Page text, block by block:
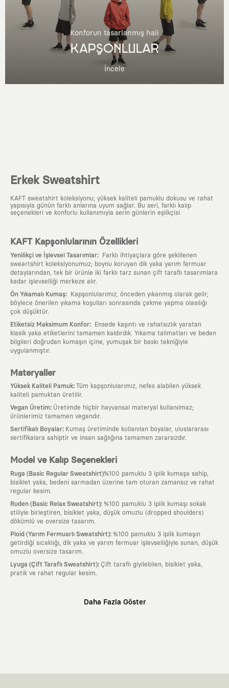
Konforun tasarlanmış hali
KAPŞONLULAR
İncele
Erkek Sweatshirt
KAFT sweatshirt koleksiyonu; yüksek kaliteli pamuklu dokusu ve rahat
yapısıyla günün farklı anlarına uyum sağlar. Bu seri, farklı kalıp
seçenekleri ve konforlu kullanımıyla serin günlerin eşlikçisi.
KAFT Kapşonlularının Özellikleri
Yenilikçi ve İşlevsel Tasarımlar:
Farklı ihtiyaçlara göre şekillenen
sweartshirt koleksiyonumuz; boynu koruyan dik yaka yarım fermuar
detaylarından, tek bir ürünle iki farklı tarz sunan çift taraflı tasarımlara
kadar işlevselliği merkeze alır.
Ön Yıkamalı Kumaş:
Kapşonlularımız, önceden yıkanmış olarak gelir;
böylece önerilen yıkama koşulları sonrasında çekme yapma olasılığı
çok düşüktür.
Etiketsiz Maksimum Konfor:
Ensede kaşıntı ve rahatsızlık yaratan
klasik yaka etiketlerini tamamen kaldırdık. Yıkama talimatları ve beden
bilgileri doğrudan kumaşın içine, yumuşak bir baskı tekniğiyle
uygulanmıştır.
Materyaller
Yüksek Kaliteli Pamuk: Tüm kapşonlularımız, nefes alabilen yüksek
kaliteli pamuktan üretilir.
Vegan Üretim: Üretimde hiçbir hayvansal materyal kullanılmaz;
ürünlerimiz tamamen vegandır.
Sertifikalı Boyalar: Kumaş üretiminde kullanılan boyalar, uluslararası
sertifikalara sahiptir ve insan sağlığına tamamen zararsızdır.
Model ve Kalıp Seçenekleri
Ruga (Basic Regular Sweatshirt)%100 pamuklu 3 iplik kumaşa sahip,
bisiklet yaka, bedeni sarmadan üzerine tam oturan zamansız ve rahat
regular kesim.
Ruden (Basic Relax Sweatshirt): %100 pamuklu 3 iplik kumaşı sokak
stiliyle birleştiren, bisiklet yaka, düşük omuzlu (dropped shoulders)
dökümlü ve oversize tasarım.
Ploid (Yarım Fermuarlı Sweatshirt): %100 pamuklu 3 iplik kumaşın
getirdiği sıcaklığı, dik yaka ve yarım fermuar işlevselliğiyle sunan, düşük
omuzlu oversize tasarım.
Lyuga (Çift Taraflı Sweatshirt): Çift taraflı giyilebilen, bisiklet yaka,
pratik ve rahat regular kesim.
dolabının en değerli parçası olarak kalacak, hikayesini ve estetik
Daha Fazla Göster